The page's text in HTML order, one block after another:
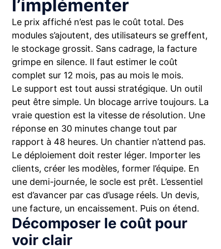
l’implémenter
Le prix affiché n’est pas le coût total. Des
modules s’ajoutent, des utilisateurs se greffent,
le stockage grossit. Sans cadrage, la facture
grimpe en silence. Il faut estimer le coût
complet sur 12 mois, pas au mois le mois.
Le support est tout aussi stratégique. Un outil
peut être simple. Un blocage arrive toujours. La
vraie question est la vitesse de résolution. Une
réponse en 30 minutes change tout par
rapport à 48 heures. Un chantier n’attend pas.
Le déploiement doit rester léger. Importer les
clients, créer les modèles, former l’équipe. En
une demi-journée, le socle est prêt. L’essentiel
est d’avancer par cas d’usage réels. Un devis,
une facture, un encaissement. Puis on étend.
Décomposer le coût pour
voir clair